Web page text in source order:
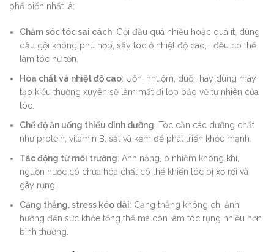
phổ biến nhất là:
Chăm sóc tóc sai cách: Gội đầu quá nhiều hoặc quá ít, dùng
dầu gội không phù hợp, sấy tóc ở nhiệt độ cao,… đều có thể
làm tóc hư tổn.
Hóa chất và nhiệt độ cao: Uốn, nhuộm, duỗi, hay dùng máy
tạo kiểu thường xuyên sẽ làm mất đi lớp bảo vệ tự nhiên của
tóc.
Chế độ ăn uống thiếu dinh dưỡng: Tóc cần các dưỡng chất
như protein, vitamin B, sắt và kẽm để phát triển khỏe mạnh.
Tác động từ môi trường: Ánh nắng, ô nhiễm không khí,
nguồn nước có chứa hóa chất có thể khiến tóc bị xơ rối và
gãy rụng.
Căng thẳng, stress kéo dài: Căng thẳng không chỉ ảnh
hưởng đến sức khỏe tổng thể mà còn làm tóc rụng nhiều hơn
bình thường.